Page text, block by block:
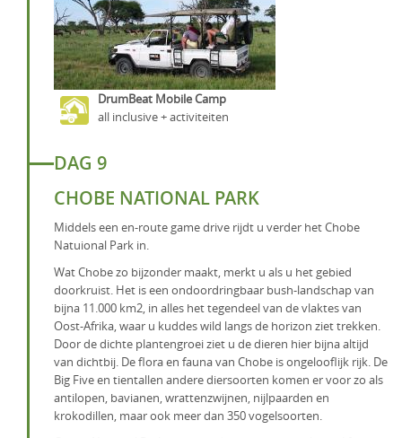
DrumBeat Mobile Camp
all inclusive + activiteiten
DAG 9
CHOBE NATIONAL PARK
Middels een en-route game drive rijdt u verder het Chobe
Natuional Park in.
Wat Chobe zo bijzonder maakt, merkt u als u het gebied
doorkruist. Het is een ondoordringbaar bush-landschap van
bijna 11.000 km2, in alles het tegendeel van de vlaktes van
Oost-Afrika, waar u kuddes wild langs de horizon ziet trekken.
Door de dichte plantengroei ziet u de dieren hier bijna altijd
van dichtbij. De flora en fauna van Chobe is ongelooflijk rijk. De
Big Five en tientallen andere diersoorten komen er voor zo als
antilopen, bavianen, wrattenzwijnen, nijlpaarden en
krokodillen, maar ook meer dan 350 vogelsoorten.